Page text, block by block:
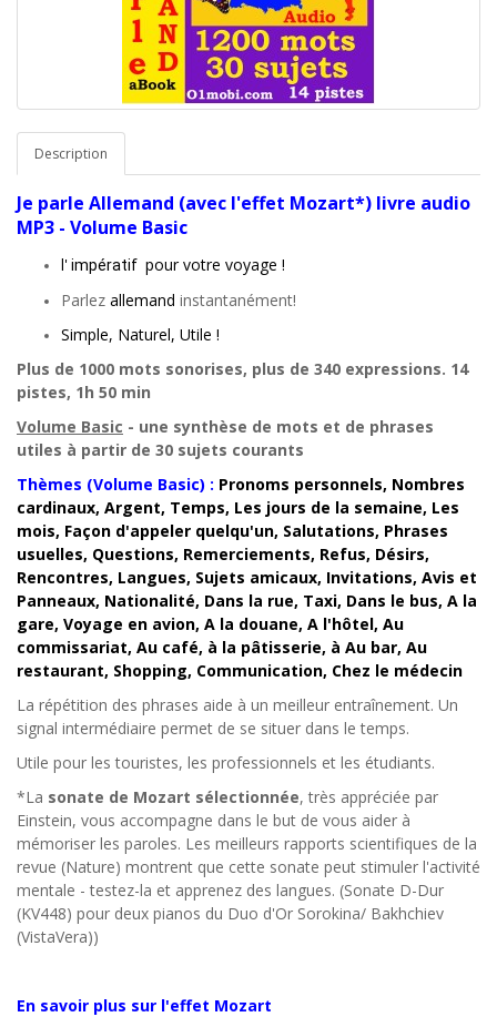
Description
Je parle Allemand (avec l'effet Mozart*) livre audio
MP3 - Volume Basic
l' impératif pour votre voyage !
Parlez allemand instantanément!
Simple, Naturel, Utile !
Plus de 1000 mots sonorises, plus de 340 expressions. 14
pistes, 1h 50 min
Volume Basic - une synthèse de mots et de phrases
utiles à partir de 30 sujets courants
Thèmes (Volume Basic) : Pronoms personnels, Nombres
cardinaux, Argent, Temps, Les jours de la semaine, Les
mois, Façon d'appeler quelqu'un, Salutations, Phrases
usuelles, Questions, Remerciements, Refus, Désirs,
Rencontres, Langues, Sujets amicaux, Invitations, Avis et
Panneaux, Nationalité, Dans la rue, Taxi, Dans le bus, A la
gare, Voyage en avion, A la douane, A l'hôtel, Au
commissariat, Au café, à la pâtisserie, à Au bar, Au
restaurant, Shopping, Communication, Chez le médecin
La répétition des phrases aide à un meilleur entraînement. Un
signal intermédiaire permet de se situer dans le temps.
Utile pour les touristes, les professionnels et les étudiants.
*La sonate de Mozart sélectionnée, très appréciée par
Einstein, vous accompagne dans le but de vous aider à
mémoriser les paroles. Les meilleurs rapports scientifiques de la
revue (Nature) montrent que cette sonate peut stimuler l'activité
mentale - testez-la et apprenez des langues. (Sonate D-Dur
(KV448) pour deux pianos du Duo d'Or Sorokina/ Bakhchiev
(VistaVera))
En savoir plus sur l'effet Mozart